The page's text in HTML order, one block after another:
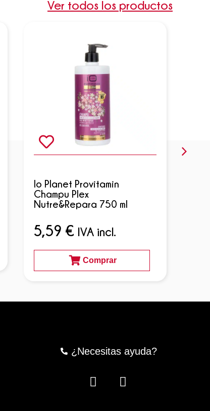
Ver todos los productos
Io Planet Provitamin
Champu Plex
Nutre&Repara 750 ml
5,59€ IVA incl.
Comprar
¿Necesitas ayuda?